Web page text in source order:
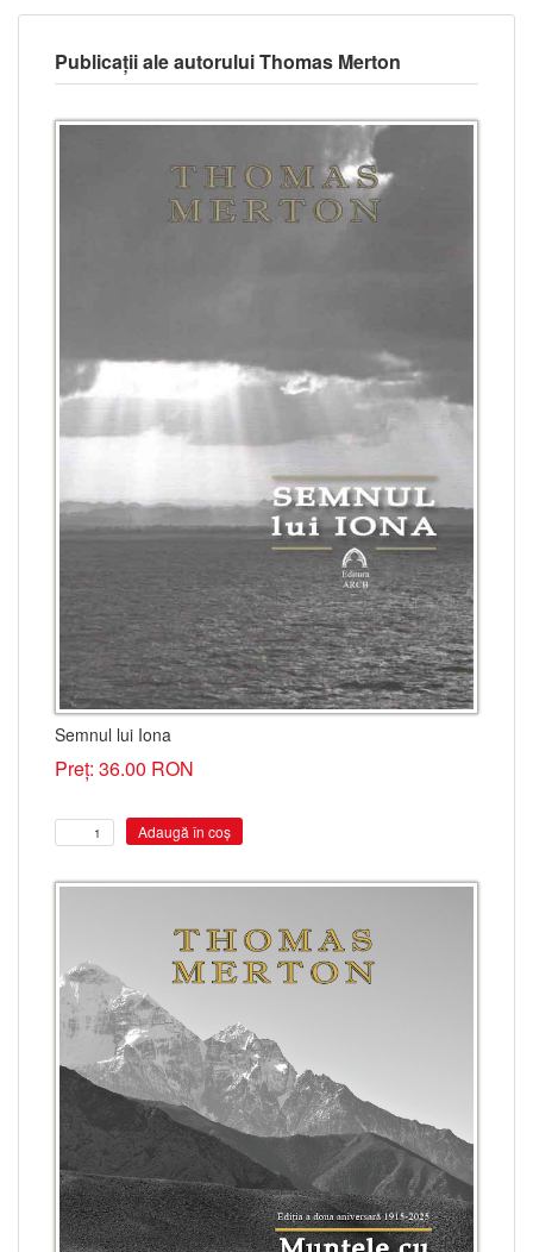
Publicații ale autorului Thomas Merton
Semnul lui Iona
Preț: 36.00 RON